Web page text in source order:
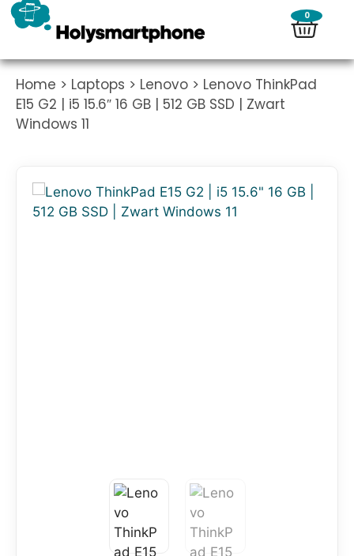
0
Home > Laptops > Lenovo > Lenovo ThinkPad
E15 G2 | i5 15.6″ 16 GB | 512 GB SSD | Zwart
Windows 11